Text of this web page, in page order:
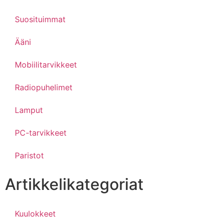
Suosituimmat
Ääni
Mobiilitarvikkeet
Radiopuhelimet
Lamput
PC-tarvikkeet
Paristot
Artikkelikategoriat
Kuulokkeet